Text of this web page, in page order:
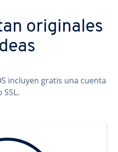
originales
incluyen gratis una cuenta